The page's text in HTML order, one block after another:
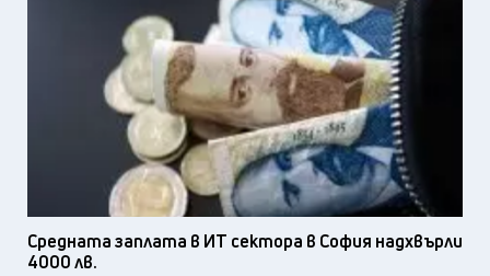
Средната заплата в ИТ сектора в София надхвърли
4000 лв.